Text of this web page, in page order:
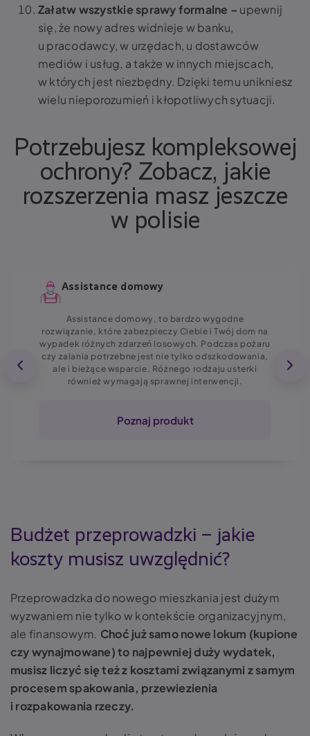
Załatw wszystkie sprawy formalne – upewnij
się, że nowy adres widnieje w banku,
u pracodawcy, w urzędach, u dostawców
mediów i usług, a także w innych miejscach,
w których jest niezbędny. Dzięki temu unikniesz
wielu nieporozumień i kłopotliwych sytuacji.
Potrzebujesz kompleksowej
ochrony? Zobacz, jakie
rozszerzenia masz jeszcze
w polisie
Assistance domowy
Assistance domowy, to bardzo wygodne
rozwiązanie, które zabezpieczy Ciebie i Twój dom na
wypadek różnych zdarzeń losowych. Podczas pożaru
czy zalania potrzebne jest nie tylko odszkodowania,
ale i bieżące wsparcie. Różnego rodzaju usterki
również wymagają sprawnej interwencji.
Poznaj produkt
Budżet przeprowadzki – jakie
koszty musisz uwzględnić?
Przeprowadzka do nowego mieszkania jest dużym
wyzwaniem nie tylko w kontekście organizacyjnym,
ale finansowym. Choć już samo nowe lokum (kupione
czy wynajmowane) to najpewniej duży wydatek,
musisz liczyć się też z kosztami związanymi z samym
procesem spakowania, przewiezienia
i rozpakowania rzeczy.